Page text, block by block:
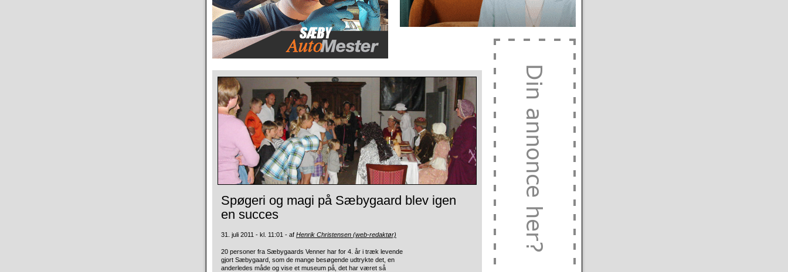
Spøgeri og magi på Sæbygaard blev igen
en succes
31. juli 2011 - kl. 11:01 - af Henrik Christensen (web-redaktør)
20 personer fra Sæbygaards Venner har for 4. år i træk levende
gjort Sæbygaard, som de mange besøgende udtrykte det, en
anderledes måde og vise et museum på, det har været så